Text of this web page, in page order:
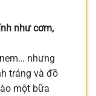
như cơm,
nhưng
tráng và đồ
một bữa